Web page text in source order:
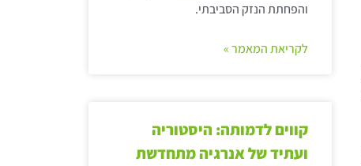
והפחתת הנזק הסביבתי.
לקריאת המאמר »
קווים לדמותה: היסטוריה
ועתיד של אנרגיה מתחדשת